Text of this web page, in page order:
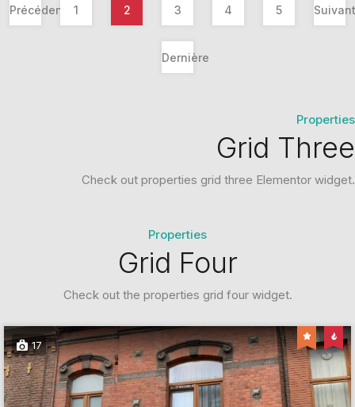
Précédent 1 2 3 4 5 Suivant
Dernière
Properties
Grid Three
Check out properties grid three Elementor widget.
Properties
Grid Four
Check out the properties grid four widget.
17